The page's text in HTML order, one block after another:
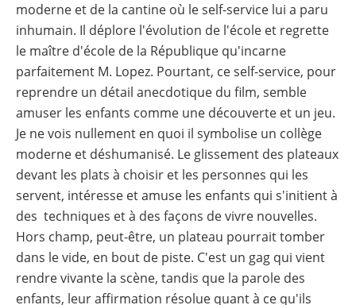
moderne et de la cantine où le self-service lui a paru
inhumain. Il déplore l'évolution de l'école et regrette
le maître d'école de la République qu'incarne
parfaitement M. Lopez. Pourtant, ce self-service, pour
reprendre un détail anecdotique du film, semble
amuser les enfants comme une découverte et un jeu.
Je ne vois nullement en quoi il symbolise un collège
moderne et déshumanisé. Le glissement des plateaux
devant les plats à choisir et les personnes qui les
servent, intéresse et amuse les enfants qui s'initient à
des techniques et à des façons de vivre nouvelles.
Hors champ, peut-être, un plateau pourrait tomber
dans le vide, en bout de piste. C'est un gag qui vient
rendre vivante la scène, tandis que la parole des
enfants, leur affirmation résolue quant à ce qu'ils